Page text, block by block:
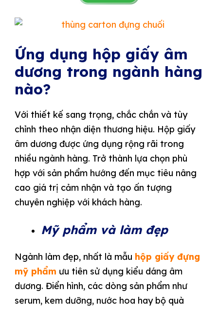
Ứng dụng hộp giấy âm
dương trong ngành hàng
nào?
Với thiết kế sang trọng, chắc chắn và tùy
chỉnh theo nhận diện thương hiệu. Hộp giấy
âm dương được ứng dụng rộng rãi trong
nhiều ngành hàng. Trở thành lựa chọn phù
hợp với sản phẩm hướng đến mục tiêu nâng
cao giá trị cảm nhận và tạo ấn tượng
chuyên nghiệp với khách hàng.
Mỹ phẩm và làm đẹp
Ngành làm đẹp, nhất là mẫu hộp giấy đựng
mỹ phẩm ưu tiên sử dụng kiểu dáng âm
dương. Điển hình, các dòng sản phẩm như
serum, kem dưỡng, nước hoa hay bộ quà